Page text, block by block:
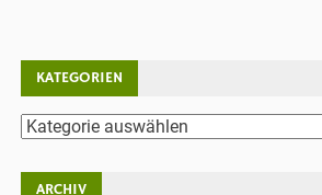
KATEGORIEN
Kategorien
ARCHIV